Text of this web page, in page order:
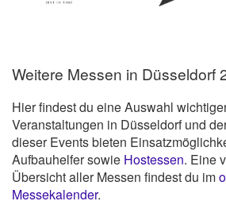
Weitere Messen in Düsseldorf
Hier findest du eine Auswahl
Veranstaltungen in Düsseldorf und
dieser Events bieten
Aufbauhelfer sowie Hostessen. Eine
Übersicht aller Messen findest du im
Messekalender.